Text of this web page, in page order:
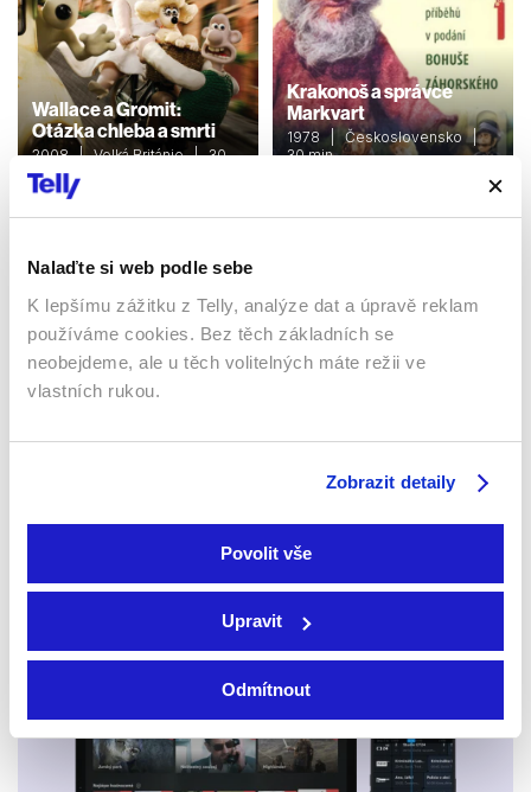
Nalaďte si web podle sebe
K lepšímu zážitku z Telly, analýze dat a úpravě reklam
používáme cookies. Bez těch základních se
neobejdeme, ale u těch volitelných máte režii ve
vlastních rukou.
Zobrazit detaily
Povolit vše
Upravit
Odmítnout
Wallace a Gromit:
Otázka chleba a smrti
2008 | Velká Británie | 30
min
Filmy / Animované
Krakonoš a správce
Markvart
1978 | Československo |
30 min
Sledujte kdekoliv až na 6 zařízeních
Sledovat internetovou televizi jde odkudkoliv
po celé EU, a to až na 6 zařízeních.
Smart TV - Android, Google, Samsung, LG, VIDAA